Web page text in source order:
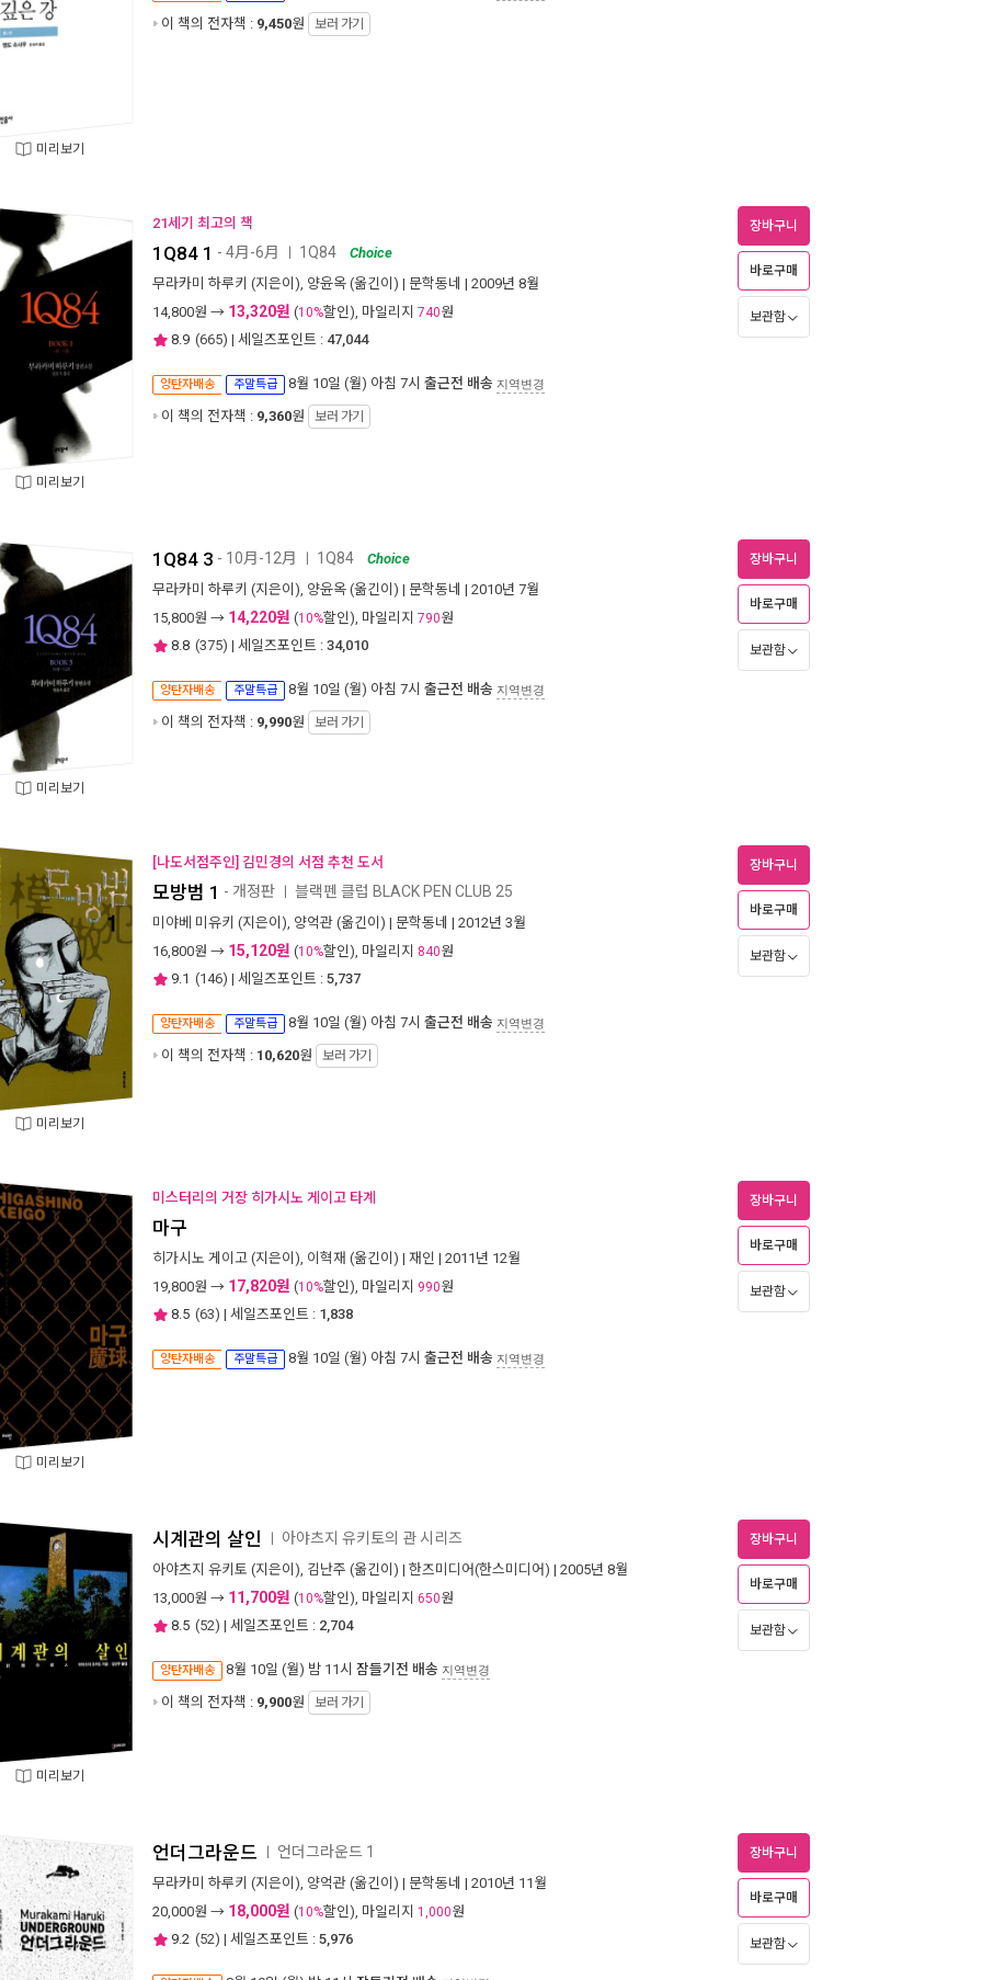
미리보기
이 책의 전자책 : 9,450원 보러 가기
미리보기
21세기 최고의 책
1Q84 1 - 4月-6月 1Q84
Choice
무라카미 하루키 (지은이), 양윤옥 (옮긴이) | 문학동네 | 2009년 8월
14,800원 → 13,320원 (10%할인), 마일리지 740원
8.9 (665) | 세일즈포인트 : 47,044
양탄자배송 주말특급 8월 10일 (월) 아침 7시 출근전 배송 지역변경
이 책의 전자책 : 9,360원 보러 가기
장바구니
바로구매
보관함
미리보기
1Q84 3 - 10月-12月 1Q84
Choice
무라카미 하루키 (지은이), 양윤옥 (옮긴이) | 문학동네 | 2010년 7월
15,800원 → 14,220원 (10%할인), 마일리지 790원
8.8 (375) | 세일즈포인트 : 34,010
양탄자배송 주말특급 8월 10일 (월) 아침 7시 출근전 배송 지역변경
이 책의 전자책 : 9,990원 보러 가기
장바구니
바로구매
보관함
미리보기
[나도서점주인] 김민경의 서점 추천 도서
모방범 1 - 개정판 블랙펜 클럽 BLACK PEN CLUB 25
미야베 미유키 (지은이), 양억관 (옮긴이) | 문학동네 | 2012년 3월
16,800원 → 15,120원 (10%할인), 마일리지 840원
9.1 (146) | 세일즈포인트 : 5,737
양탄자배송 주말특급 8월 10일 (월) 아침 7시 출근전 배송 지역변경
이 책의 전자책 : 10,620원 보러 가기
장바구니
바로구매
보관함
미리보기
미스터리의 거장 히가시노 게이고 타계
마구
히가시노 게이고 (지은이), 이혁재 (옮긴이) | 재인 | 2011년 12월
19,800원 → 17,820원 (10%할인), 마일리지 990원
8.5 (63) | 세일즈포인트 : 1,838
양탄자배송 주말특급 8월 10일 (월) 아침 7시 출근전 배송 지역변경
장바구니
바로구매
보관함
미리보기
시계관의 살인 아야츠지 유키토의 관 시리즈
아야츠지 유키토 (지은이), 김난주 (옮긴이) | 한즈미디어(한스미디어) | 2005년 8월
13,000원 → 11,700원 (10%할인), 마일리지 650원
8.5 (52) | 세일즈포인트 : 2,704
양탄자배송 8월 10일 (월) 밤 11시 잠들기전 배송 지역변경
이 책의 전자책 : 9,900원 보러 가기
장바구니
바로구매
보관함
언더그라운드 언더그라운드 1
무라카미 하루키 (지은이), 양억관 (옮긴이) | 문학동네 | 2010년 11월
20,000원 → 18,000원 (10%할인), 마일리지 1,000원
9.2 (52) | 세일즈포인트 : 5,976
장바구니
바로구매
보관함